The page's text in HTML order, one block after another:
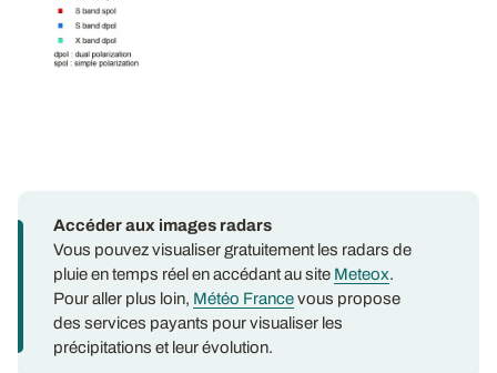
Accéder aux images radars
Vous pouvez visualiser gratuitement les radars de
pluie en temps réel en accédant au site Meteox.
Pour aller plus loin, Météo Francevous propose
des services payants pour visualiser les
précipitations et leur évolution.